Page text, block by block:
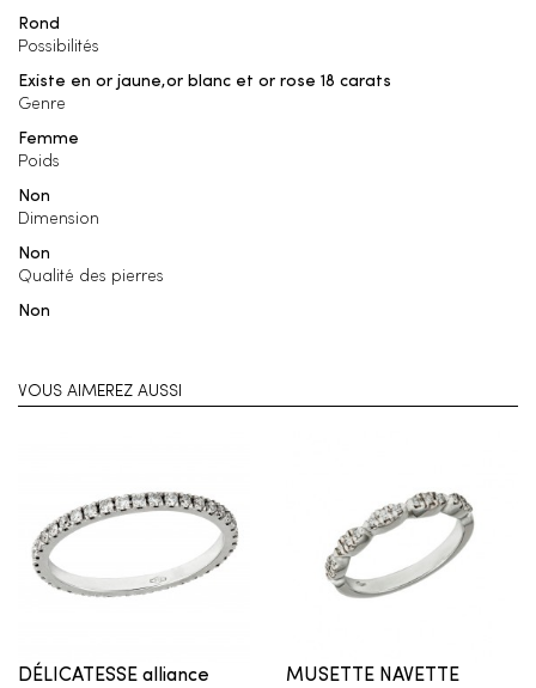
Rond
Possibilités
Existe en or jaune,or blanc et or rose 18 carats
Genre
Femme
Poids
Non
Dimension
Non
Qualité des pierres
Non
VOUS AIMEREZ AUSSI
DÉLICATESSE alliance
MUSETTE NAVETTE